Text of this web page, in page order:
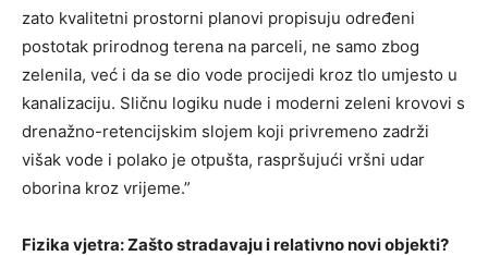
zato kvalitetni prostorni planovi propisuju određeni
postotak prirodnog terena na parceli, ne samo zbog
zelenila, već i da se dio vode procijedi kroz tlo umjesto u
kanalizaciju. Sličnu logiku nude i moderni zeleni krovovi s
drenažno-retencijskim slojem koji privremeno zadrži
višak vode i polako je otpušta, raspršujući vršni udar
oborina kroz vrijeme.”
Fizika vjetra: Zašto stradavaju i relativno novi objekti?